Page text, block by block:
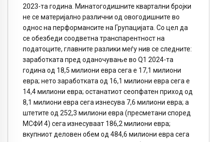
2023-та година. Минатогодишните квартални бројки
не се материјално различни од овогодишните во
однос на перформансите на Групацијата. Со цел да
се обезбеди соодветна транспарентност на
податоците, главните разлики меѓу нив се следните:
заработката пред оданочување во Q1 2024-та
година од 18,5 милиони евра сега е 17,1 милиони
евра; нето заработката од 16,1 милиони евра сега е
14,4 милиони евра; останатиот сеопфатен приход од
8,1 милиони евра сега изнесува 7,6 милиони евра; а
штетите од 252,3 милиони евра (пресметани според
МСФИ 4) сега изнесуваат 186,2 милиони евра;
вкупниот деловен обем од 484,6 милиони евра сега